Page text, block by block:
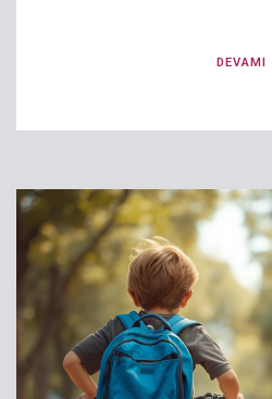
DEVAMI